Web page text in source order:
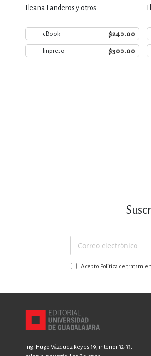
Ileana Landeros y otros
eBook $240.00
Impreso $300.00
Suscríbase
a
nuestroAcepto Política de
Ing. Hugo Vázquez Reyes 39, interior 32-33,